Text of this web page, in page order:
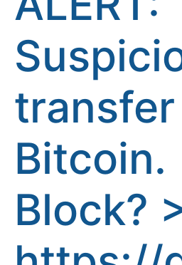
transfer
Bitcoin.
Block?